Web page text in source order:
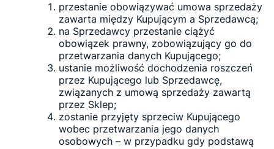
przestanie obowiązywać umowa sprzedaży
zawarta między Kupującym a Sprzedawcą;
na Sprzedawcy przestanie ciążyć
obowiązek prawny, zobowiązujący go do
przetwarzania danych Kupującego;
ustanie możliwość dochodzenia roszczeń
przez Kupującego lub Sprzedawcę,
związanych z umową sprzedaży zawartą
przez Sklep;
zostanie przyjęty sprzeciw Kupującego
wobec przetwarzania jego danych
osobowych – w przypadku gdy podstawą